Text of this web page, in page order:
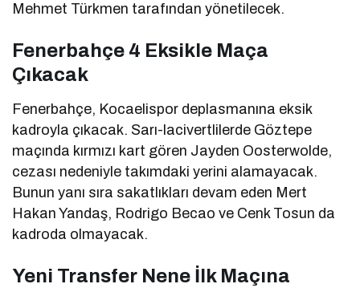
Mehmet Türkmen tarafından yönetilecek.
Fenerbahçe 4 Eksikle Maça
Çıkacak
Fenerbahçe, Kocaelispor deplasmanına eksik
kadroyla çıkacak. Sarı-lacivertlilerde Göztepe
maçında kırmızı kart gören Jayden Oosterwolde,
cezası nedeniyle takımdaki yerini alamayacak.
Bunun yanı sıra sakatlıkları devam eden Mert
Hakan Yandaş, Rodrigo Becao ve Cenk Tosun da
kadroda olmayacak.
Yeni Transfer Nene İlk Maçına